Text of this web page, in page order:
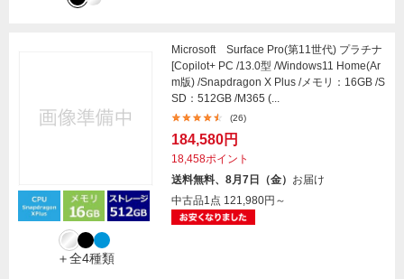
＋全4種類
Microsoft Surface Pro(第11世代) プラチナ
[Copilot+ PC /13.0型 /Windows11 Home(Ar
m版) /Snapdragon X Plus /メモリ：16GB /S
SD：512GB /M365 (...
(26)
184,580円
18,458ポイント
送料無料、8月7日（金） お届け
中古品1点 121,980円～